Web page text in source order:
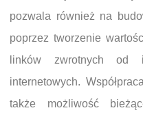
pozwala również na
poprzez tworzenie
linków zwrotnych od
internetowych.
także możliwość